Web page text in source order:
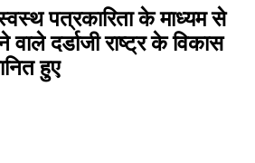
पत्रकारिता के माध्यम से
दर्डाजी राष्ट्र के विकास
हुए